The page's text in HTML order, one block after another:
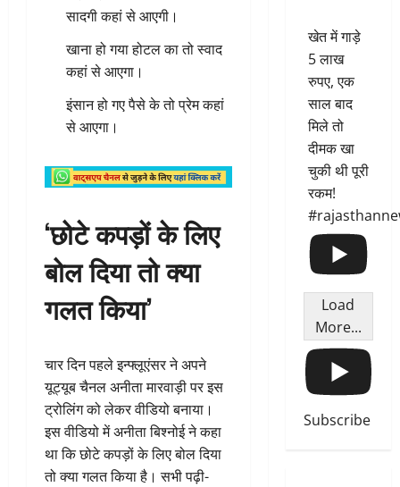
सादगी कहां से आएगी।
खाना हो गया होटल का तो स्वाद
कहां से आएगा।
इंसान हो गए पैसे के तो प्रेम कहां
से आएगा।
‘छोटे कपड़ों के लिए
बोल दिया तो क्या
गलत किया’
चार दिन पहले इन्फ्लूएंसर ने अपने
यूट्यूब चैनल अनीता मारवाड़ी पर इस
ट्रोलिंग को लेकर वीडियो बनाया।
इस वीडियो में अनीता बिश्नोई ने कहा
था कि छोटे कपड़ों के लिए बोल दिया
तो क्या गलत किया है। सभी पढ़ी-
खेत में गाड़े
5 लाख
रुपए, एक
साल बाद
मिले तो
दीमक खा
चुकी थी पूरी
रकम!
Load
More...
Subscribe